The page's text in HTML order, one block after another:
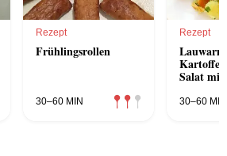
Rezept
Frühlingsrollen
30–60 MIN
Rezept
Salat mit
30–60 MIN